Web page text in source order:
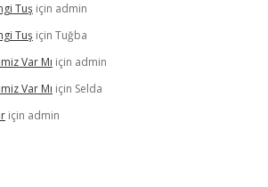
Tuş için admin
Tuş için Tuğba
Var Mı için admin
Var Mı için Selda
için admin